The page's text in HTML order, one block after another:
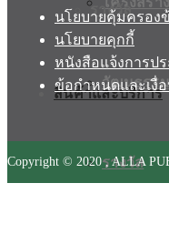
วัฒนธรร
รางวัล
รางวัล
สินค้าและบริการ
นโยบายคุ้มครอง
นโยบายคุกกี้
หนังสือแจ้งการป
ข้อกำหนดและเงื่
Copyright © 2020 , ALLA